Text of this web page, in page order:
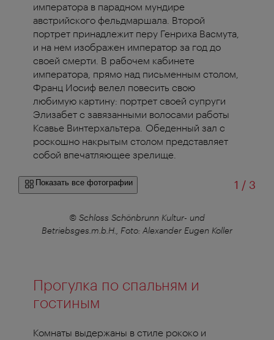
императора в парадном мундире
австрийского фельдмаршала. Второй
портрет принадлежит перу Генриха Васмута,
и на нем изображен император за год до
своей смерти. В рабочем кабинете
императора, прямо над письменным столом,
Франц Иосиф велел повесить свою
любимую картину: портрет своей супруги
Элизабет с завязанными волосами работы
Ксавье Винтерхальтера. Обеденный зал с
роскошно накрытым столом представляет
собой впечатляющее зрелище.
Показать все фотографии 1 /из
3
© Schloss Schönbrunn Kultur- und
Betriebsges.m.b.H., Foto: Alexander Eugen Koller
Прогулка по спальням и
гостиным
Комнаты выдержаны в стиле рококо и